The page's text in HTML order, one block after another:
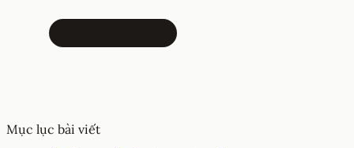
Mục lục bài viết